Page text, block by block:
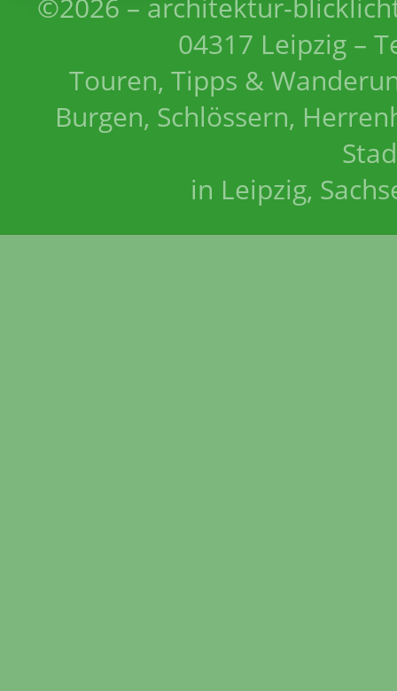
©2026 – architektur-
04317 Leipzig –
Touren, Tipps &
Burgen, Schlössern,
in Leipzig,